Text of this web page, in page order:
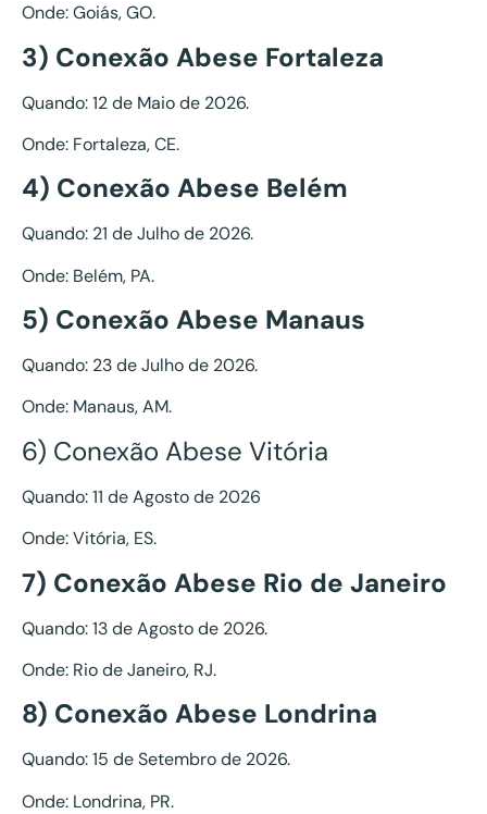
Onde: Goiás, GO.
3) Conexão Abese Fortaleza
Quando: 12 de Maio de 2026.
Onde: Fortaleza, CE.
4) Conexão Abese Belém
Quando: 21 de Julho de 2026.
Onde: Belém, PA.
5) Conexão Abese Manaus
Quando: 23 de Julho de 2026.
Onde: Manaus, AM.
6) Conexão Abese Vitória
Quando: 11 de Agosto de 2026
Onde: Vitória, ES.
7) Conexão Abese Rio de Janeiro
Quando: 13 de Agosto de 2026.
Onde: Rio de Janeiro, RJ.
8) Conexão Abese Londrina
Quando: 15 de Setembro de 2026.
Onde: Londrina, PR.